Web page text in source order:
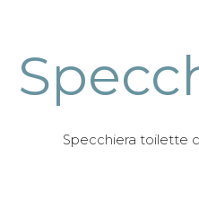
Specchiera toilette